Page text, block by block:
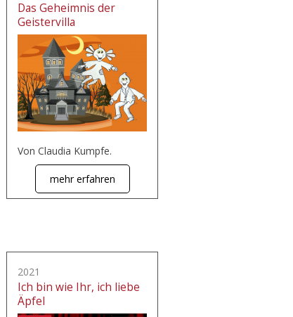
Das Geheimnis der
Geistervilla
Von Claudia Kumpfe.
mehr erfahren
2021
Ich bin wie Ihr, ich liebe
Äpfel